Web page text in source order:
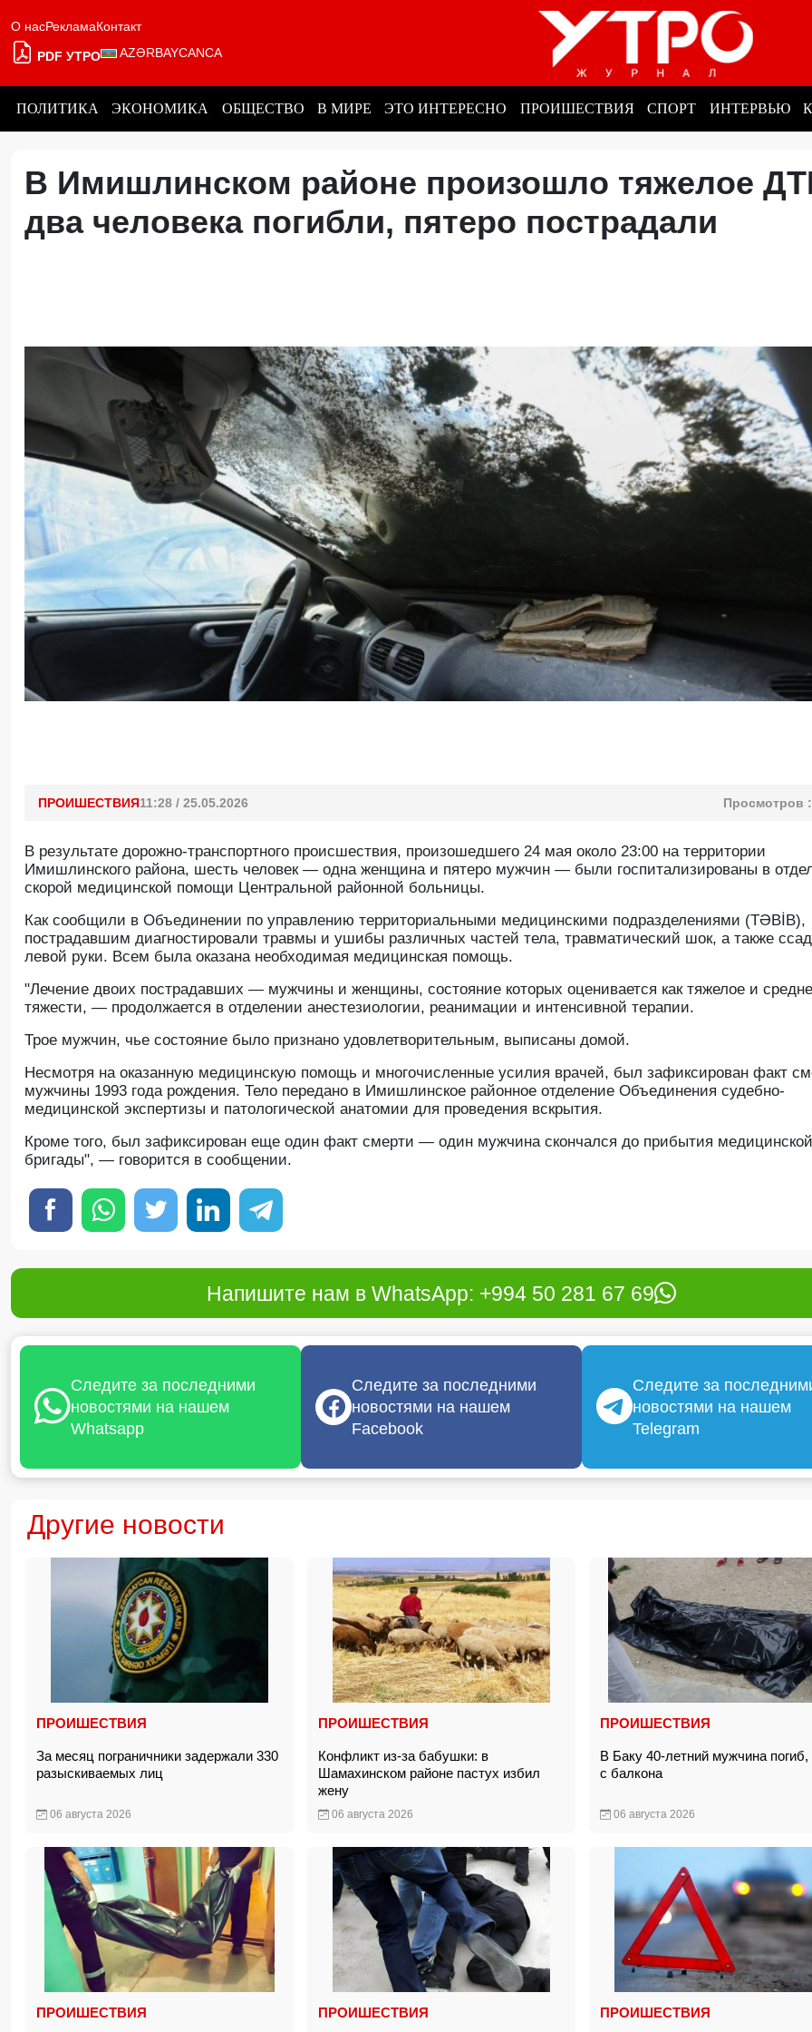
О насРекламаКонтакт
PDF УТРО AZƏRBAYCANCA
ПОЛИТИКА ЭКОНОМИКА ОБЩЕСТВО В МИРЕ ЭТО ИНТЕРЕСНО ПРОИШЕСТВИЯ СПОРТ ИНТЕРВЬЮ
В Имишлинском районе произошло тяжелое
два человека погибли, пятеро пострадали
ПРОИШЕСТВИЯ11:28 / 25.05.2026 Просмотров :
В результате дорожно-транспортного происшествия, произошедшего 24 мая около 23:00 на территории
Имишлинского района, шесть человек — одна женщина и пятеро мужчин — были госпитализированы в
скорой медицинской помощи Центральной районной больницы.
Как сообщили в Объединении по управлению территориальными медицинскими подразделениями (TƏBİB),
пострадавшим диагностировали травмы и ушибы различных частей тела, травматический шок, а также
левой руки. Всем была оказана необходимая медицинская помощь.
"Лечение двоих пострадавших — мужчины и женщины, состояние которых оценивается как тяжелое и
тяжести, — продолжается в отделении анестезиологии, реанимации и интенсивной терапии.
Трое мужчин, чье состояние было признано удовлетворительным, выписаны домой.
Несмотря на оказанную медицинскую помощь и многочисленные усилия врачей, был зафиксирован факт
мужчины 1993 года рождения. Тело передано в Имишлинское районное отделение Объединения судебно-
медицинской экспертизы и патологической анатомии для проведения вскрытия.
Кроме того, был зафиксирован еще один факт смерти — один мужчина скончался до прибытия медицинской
бригады", — говорится в сообщении.
Напишите нам в WhatsApp: +994 50 281 67 69
Следите за последними
новостями на нашем
Whatsapp
Следите за последними
новостями на нашем
Facebook
Следите за
новостями на нашем
Telegram
Другие новости
ПРОИШЕСТВИЯ
За месяц пограничники задержали 330
разыскиваемых лиц
06 августа 2026
ПРОИШЕСТВИЯ
Конфликт из-за бабушки: в
Шамахинском районе пастух избил
жену
06 августа 2026
ПРОИШЕСТВИЯ
В Баку 40-летний мужчина погиб,
с балкона
06 августа 2026
ПРОИШЕСТВИЯ ПРОИШЕСТВИЯ ПРОИШЕСТВИЯ